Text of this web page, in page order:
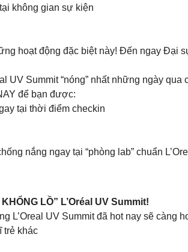
không gian sự kiện
hoạt động đặc biệt này! Đến ngay Đại
UV Summit “nóng” nhất những ngày qua
để bạn được:
tại thời điểm checkin
nắng ngay tại “phòng lab” chuẩn
LỒ” L’Oréal UV Summit!
L’Oreal UV Summit đã hot nay sẽ
trẻ khác